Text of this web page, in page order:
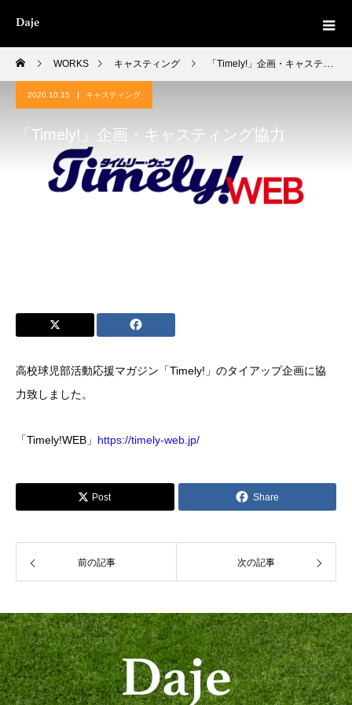
WORKS キャスティング 「Timely!」企画・キャスティング協力
2020.10.15 キャスティング
「Timely!」企画・キャスティング協力
高校球児部活動応援マガジン「Timely!」のタイアップ企画に協
力致しました。
「Timely!WEB」 https://timely-web.jp/
Post Share
前の記事 次の記事